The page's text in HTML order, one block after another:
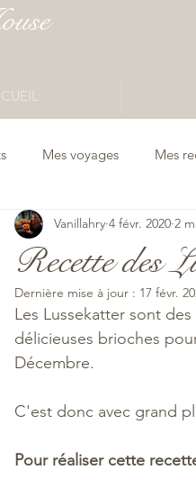
Mes voyages Mes
Recette des
Vanillahry 4 févr. 2020 2
Dernière mise à jour : 17 févr.
Les Lussekatter sont
délicieuses brioches
Décembre.
C'est donc avec grand
Pour réaliser cette